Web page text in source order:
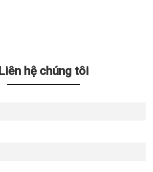
Liên hệ chúng tôi